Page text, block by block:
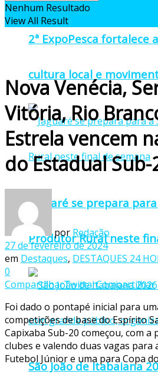
2ª ExpoPesca fortalece
cultura local e
Jaguaré se prepara
Produtor Rural neste
São João de Itabaiana
Nenhum Resultado
View All Result
Nova Venécia,
Vitória, Rio
Estrela vencem
do Estadual Sub-
porRedação
27 de fevereiro de 2024
em Destaques, DESTAQUES 24
0
CompartilharTwittarCompartilhar
Foi dado o pontapé inicial para
competições de base do Espírito
Capixaba Sub-20 começou, com a
clubes e valendo duas vagas para
Futebol Júnior e uma para Copa